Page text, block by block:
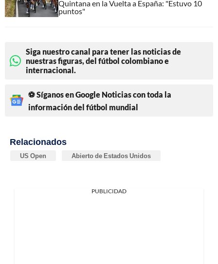
Quintana en la Vuelta a España: "Estuvo 10
puntos"
Siga nuestro canal para tener las noticias de
nuestras figuras, del fútbol colombiano e
internacional.
⚽ Síganos en Google Noticias con toda la
información del fútbol mundial
Relacionados
US Open Abierto de Estados Unidos
PUBLICIDAD